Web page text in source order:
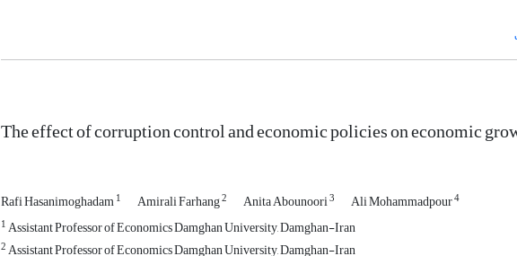
The effect of corruption control and economic policies on economic
Rafi Hasanimoghadam1 Amirali Farhang2 Anita Abounoori3 Ali Mohammadpour4
1Assistant Professor of Economics Damghan University, Damghan-Iran
2Assistant Professor of Economics Damghan University, Damghan-Iran